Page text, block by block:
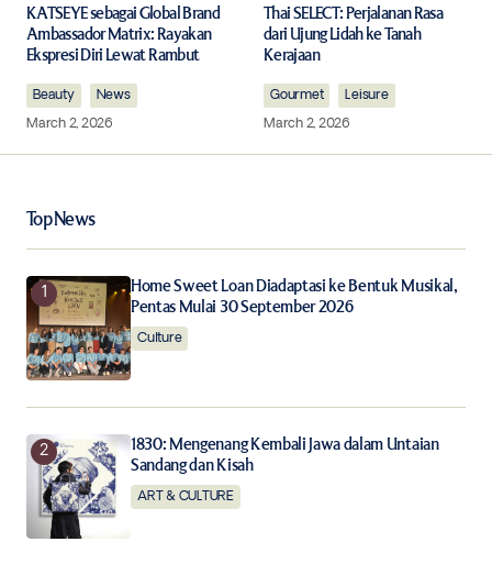
Required fields are marked*
Your Name
Your E-mail*
Save my name, email, and website in this browser for
the next time I comment.
Notify me of new posts by email.
Submit Comment
KATSEYE sebagai Global Brand
Ambassador Matrix: Rayakan
Ekspresi Diri Lewat Rambut
Beauty
News
March 2, 2026
Thai SELECT: Perjalanan Rasa
dari Ujung Lidah ke Tanah
Kerajaan
Gourmet
Leisure
March 2, 2026
Top News
Home Sweet Loan Diadaptasi ke Bentuk Musikal,
Pentas Mulai 30 September 2026
Culture
1830: Mengenang Kembali Jawa dalam Untaian
Sandang dan Kisah
ART & CULTURE